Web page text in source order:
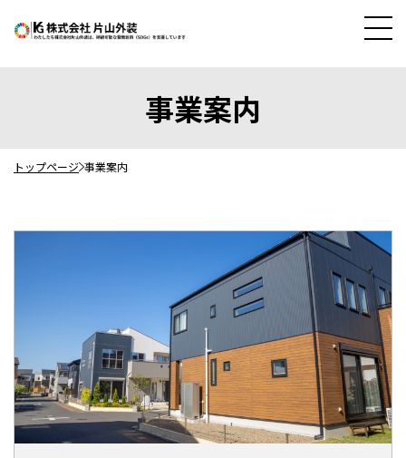
事業案内
トップページ 事業案内